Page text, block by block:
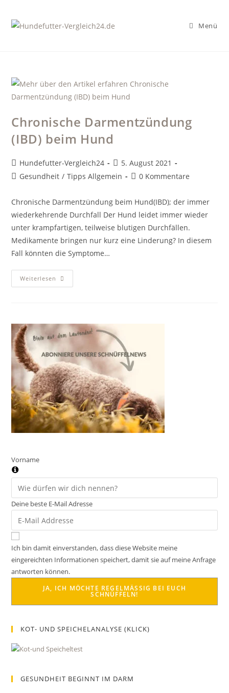
Inhalt
springen
Menü
Chronische Darmentzündung
(IBD) beim Hund
Beitrags-
Autor:
Hundefutter-Vergleich24
Beitrag
veröffentlicht:
5. August 2021
Beitrags-
Gesundheit / Tipps Allgemein
Beitrags-
0 Kommentare
Chronische Darmentzündung beim Hund(IBD); der immer
wiederkehrende Durchfall Der Hund leidet immer wieder
unter krampfartigen, teilweise blutigen Durchfällen.
Medikamente bringen nur kurz eine Linderung? In diesem
Fall könnten die Symptome…
Weiterlesen Chronische
Darmentzündung
Vorname
Deine beste E-Mail Adresse
Ich bin damit einverstanden, dass diese Website meine
eingereichten Informationen speichert, damit sie auf meine Anfrage
antworten können.
JA, ICH MÖCHTE REGELMÄSSIG BEI EUCH S
CHNÜFFELN!
KOT- UND SPEICHELANALYSE (KLICK)
GESUNDHEIT BEGINNT IM DARM